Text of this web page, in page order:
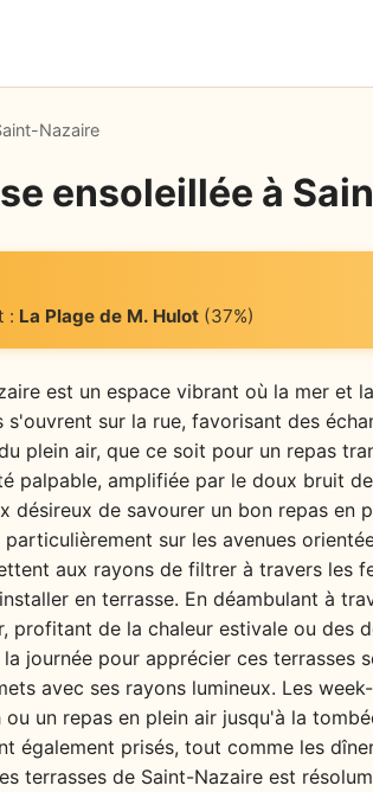
Nazaire
ensoleillée à
: La Plage de M. Hulot(37%)
est un espace vibrant où la mer et
sur la rue, favorisant des
plein air, que ce soit pour un repas
palpable, amplifiée par le doux bruit
désireux de savourer un bon repas en
sur les avenues
aux rayons de filtrer à travers les
en terrasse. En déambulant à
profitant de la chaleur estivale ou des
journée pour apprécier ces terrasses
avec ses rayons lumineux. Les
un repas en plein air jusqu'à la
également prisés, tout comme les
terrasses de Saint-Nazaire est